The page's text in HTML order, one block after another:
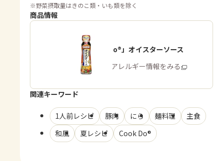
※野菜摂取量はきのこ類・いも類を除く
商品情報
「Cook Do®」オイスターソース
商品・アレルギー情報をみる
関連キーワード
1人前レシピ 豚肉 にら 麺料理
主食
和風
夏レシピ Cook Do®